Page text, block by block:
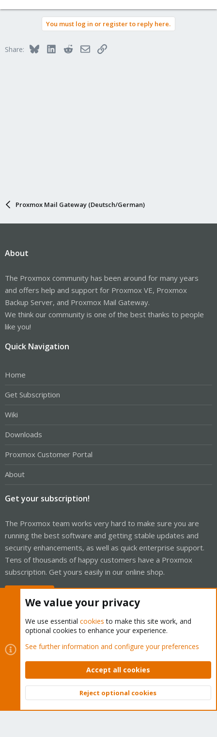
You must log in or register to reply here.
Share: BlueskyLinkedInRedditEmailLink
Proxmox Mail Gateway (Deutsch/German)
About
The Proxmox community has been around for many years
and offers help and support for Proxmox VE, Proxmox
Backup Server, and Proxmox Mail Gateway.
We think our community is one of the best thanks to people
like you!
Quick Navigation
Home
Get Subscription
Wiki
Downloads
Proxmox Customer Portal
About
Get your subscription!
The Proxmox team works very hard to make sure you are
running the best software and getting stable updates and
security enhancements, as well as quick enterprise support.
Tens of thousands of happy customers have a Proxmox
subscription. Get yours easily in our online shop.
Cookies
Proxmox Support Forum - Light Mode
Contact us
Terms and rules Privacy policy Help Home
Community platform by XenForo © 2010-2026 XenForo Ltd.
Top
We value your privacy
We use essential cookies to make this site work, and
optional cookies to enhance your experience.
See further information and configure your preferences
Accept all cookies
Reject optional cookies